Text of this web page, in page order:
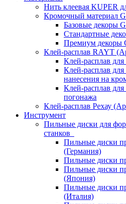
Нить клеевая KUPER
Кромочный материал
Базовые декоры
Стандартные
Премиум декоры
Клей-расплав RAYT
Клей-расплав
Клей-расплав для
нанесения на
Клей-расплав
погонажа
Клей-расплав Рехау
Инструмент
Пильные диски для
станков
Пильные диски
(Германия)
Пильные диски
Пильные диски
(Япония)
Пильные диски
(Италия)